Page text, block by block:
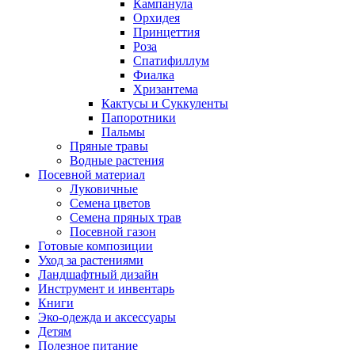
Кампанула
Орхидея
Принцеттия
Роза
Спатифиллум
Фиалка
Хризантема
Кактусы и Суккуленты
Папоротники
Пальмы
Пряные травы
Водные растения
Посевной материал
Луковичные
Семена цветов
Семена пряных трав
Посевной газон
Готовые композиции
Уход за растениями
Ландшафтный дизайн
Инструмент и инвентарь
Книги
Эко-одежда и аксессуары
Детям
Полезное питание